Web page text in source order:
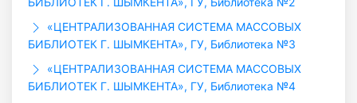
«ЦЕНТРАЛИЗОВАННАЯ СИСТЕМА МАССОВЫХ
БИБЛИОТЕК Г. ШЫМКЕНТА», ГУ, Библиотека №3
«ЦЕНТРАЛИЗОВАННАЯ СИСТЕМА МАССОВЫХ
БИБЛИОТЕК Г. ШЫМКЕНТА», ГУ, Библиотека №4